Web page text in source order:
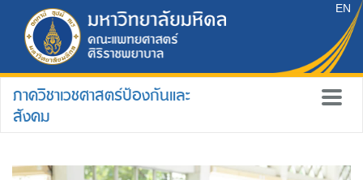
EN
ภาควิชาเวชศาสตร์ป้องกันและ
สังคม